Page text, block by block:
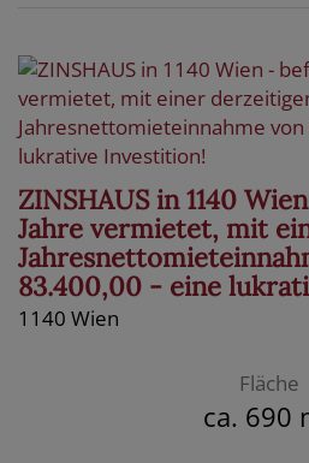
ZINSHAUS in 1140
Jahre vermietet, mit
83.400,00 - eine
1140 Wien
Fläche
ca. 690